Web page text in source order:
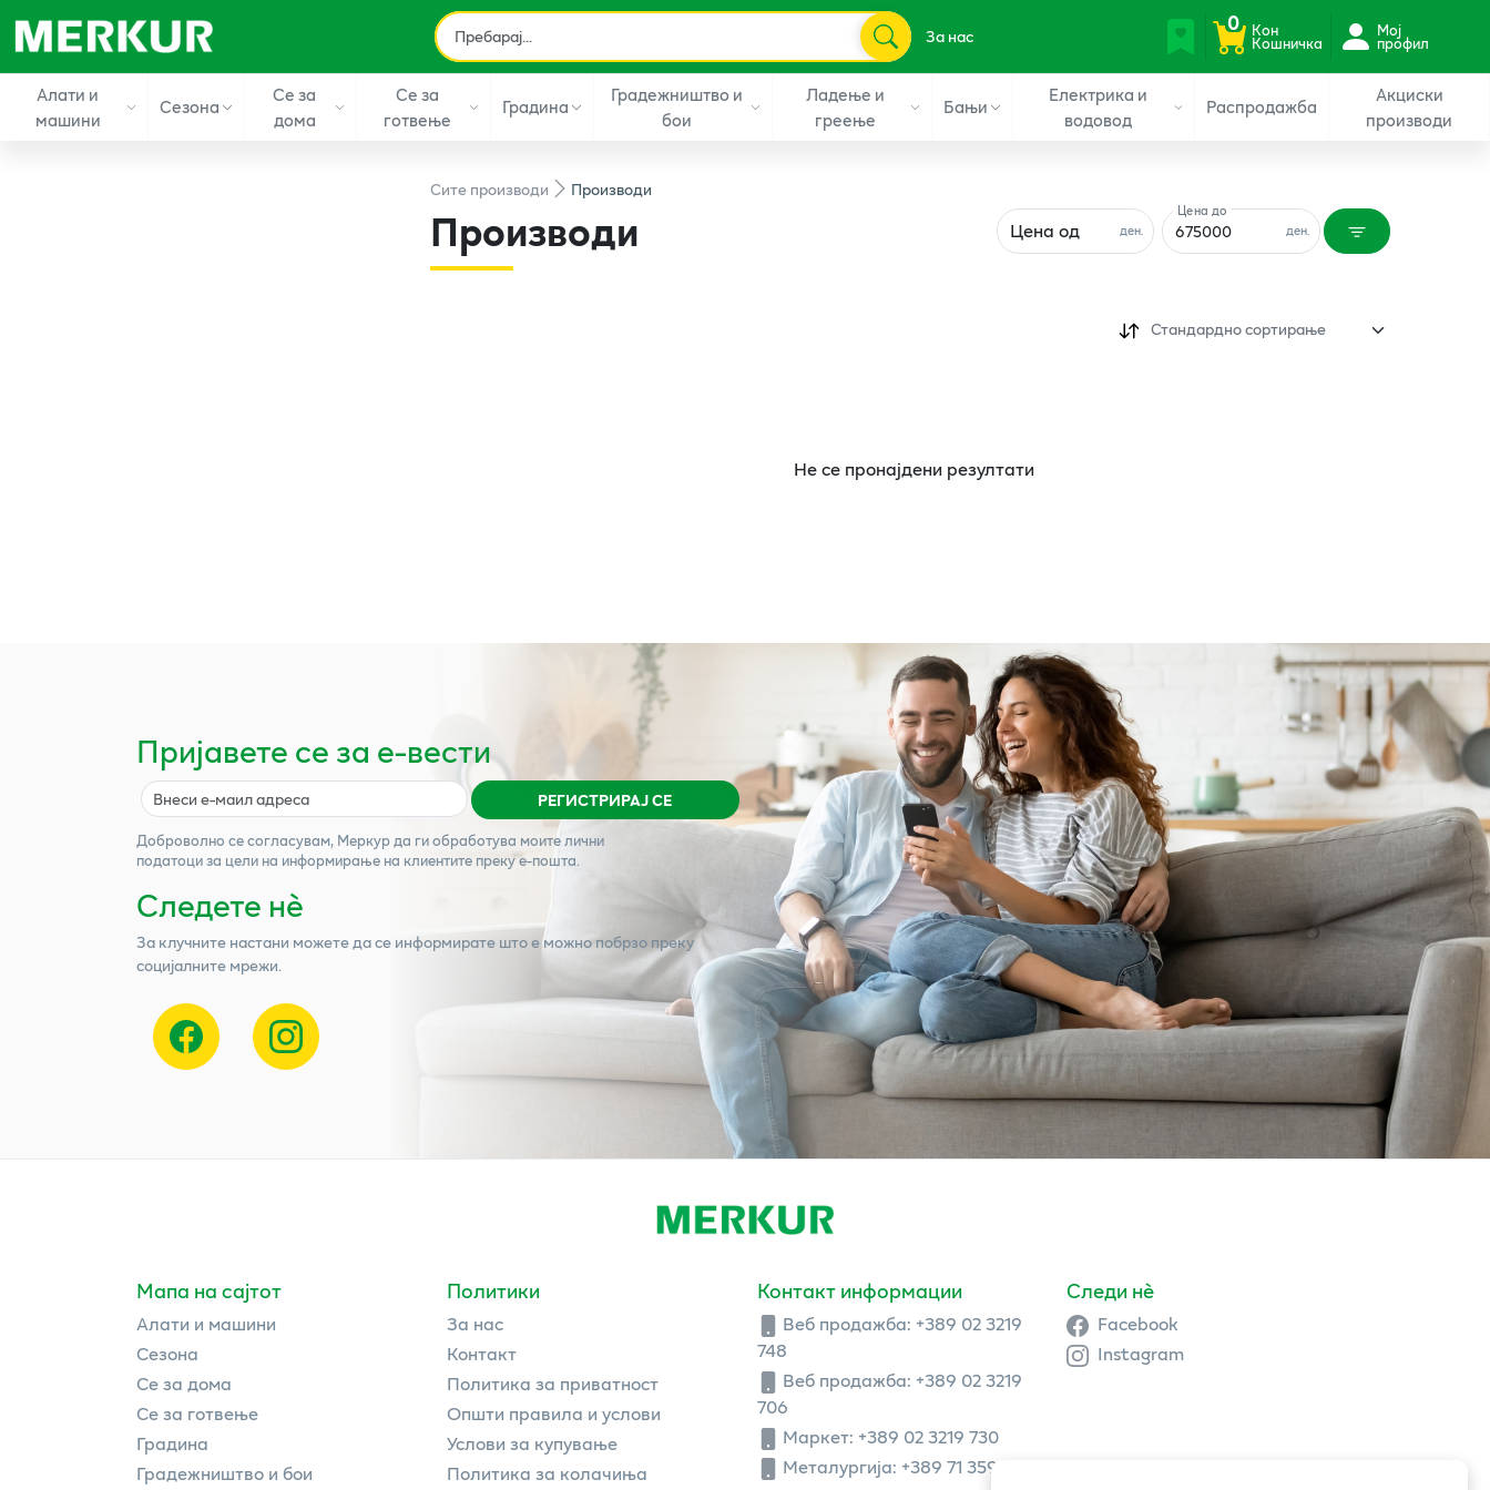
За нас 0 Кон
Кошничка
Мој
профил
Алати и
машини
Сезона
Се за
дома
Се за
готвење
Градина
Градежништво и
бои
Ладење и
греење
Бањи
Електрика и
водовод
Распродажба
Акциски
производи
Ситепроизводи Производи
Производи ден.
Цена од ден.
Цена до
Стандардно сортирање
Не се пронајдени резултати
Пријавете се за е-вести
РЕГИСТРИРАЈ СЕ
Доброволно се согласувам, Меркурда ги обработува моите лични
податоци за цели на информирање на клиентите преку е-пошта.
Следете нѐ
За клучните настани можете да се информирате што е можно побрзо преку
социјалните мрежи.
Мапа на сајтот
Алати и машини
Сезона
Се за дома
Се за готвење
Градина
Градежништво и бои
Политики
За нас
Контакт
Политика за приватност
Општи правила и услови
Услови за купување
Политика за колачиња
Контакт информации
Веб продажба: +389 02 3219
748
Веб продажба: +389 02 3219
706
Маркет: +389 02 3219 730
Металургија: +389 71 359 504
Следи нè
Facebook
Instagram